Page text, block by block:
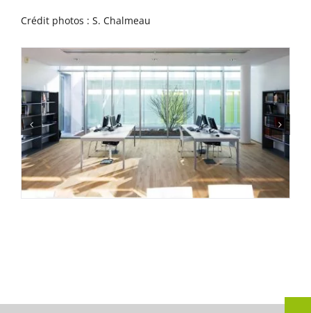
Crédit photos : S. Chalmeau